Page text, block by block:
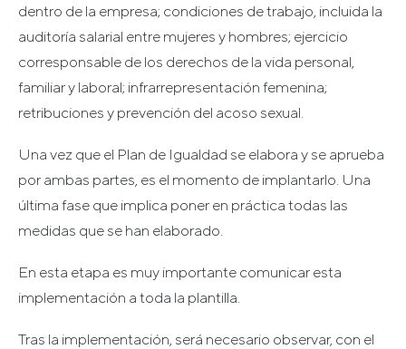
dentro de la empresa; condiciones de trabajo, incluida la
auditoría salarial entre mujeres y hombres; ejercicio
corresponsable de los derechos de la vida personal,
familiar y laboral; infrarrepresentación femenina;
retribuciones y prevención del acoso sexual.
Una vez que el Plan de Igualdad se elabora y se aprueba
por ambas partes, es el momento de implantarlo. Una
última fase que implica poner en práctica todas las
medidas que se han elaborado.
En esta etapa es muy importante comunicar esta
implementación a toda la plantilla.
Tras la implementación, será necesario observar, con el